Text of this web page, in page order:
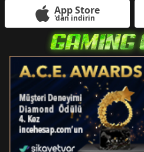
App Store
'dan indirin